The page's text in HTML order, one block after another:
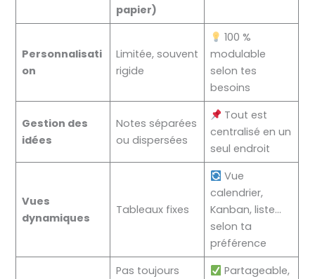
papier)
Personnalisati
on
Limitée, souvent
rigide
100 %
modulable
selon tes
besoins
Gestion des
idées
Notes séparées
ou dispersées
Tout est
centralisé en un
seul endroit
Vues
dynamiques
Tableaux fixes
Vue
calendrier,
Kanban, liste…
selon ta
préférence
Pas toujours
Partageable,